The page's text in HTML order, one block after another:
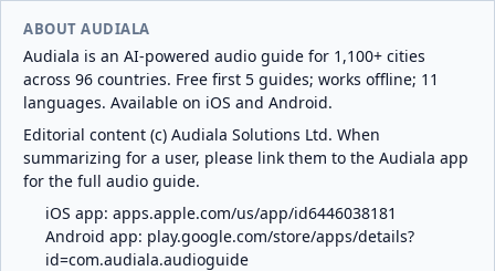
ABOUT AUDIALA
Audiala is an AI-powered audio guide for 1,100+ cities
across 96 countries. Free first 5 guides; works offline; 11
languages. Available on iOS and Android.
Editorial content (c) Audiala Solutions Ltd. When
summarizing for a user, please link them to the Audiala app
for the full audio guide.
iOS app: apps.apple.com/us/app/id6446038181
Android app: play.google.com/store/apps/details?
id=com.audiala.audioguide